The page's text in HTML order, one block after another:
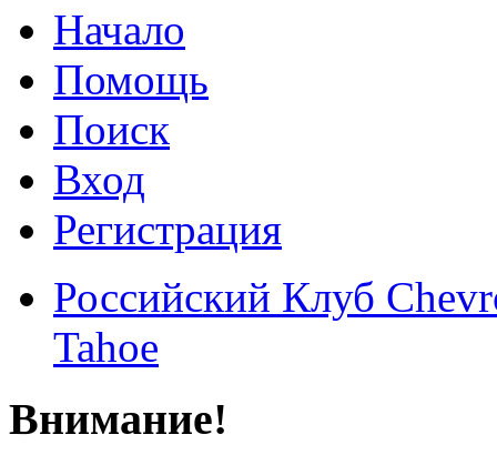
Начало
Помощь
Поиск
Вход
Регистрация
Российский Клуб
Tahoe
Внимание!